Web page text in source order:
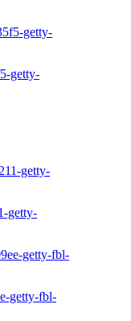
getty-
getty-
getty-fbl-